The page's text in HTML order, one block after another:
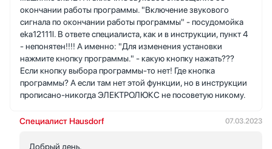
интеграцию и простоту в ежедневном использовании.
окончании работы программы. "Включение звукового
сигнала по окончании работы программы" - посудомойка
eka12111l. В ответе специалиста, как и в инструкции, пункт 4
- непонятен!!!! А именно: "Для изменения установки
нажмите кнопку программы." - какую кнопку нажать???
Если кнопку выбора программы-то нет! Где кнопка
программы? А если там нет этой функции, но в инструкции
прописано-никогда ЭЛЕКТРОЛЮКС не посоветую никому.
Специалист Hausdorf 07.03.2023
Добрый день.